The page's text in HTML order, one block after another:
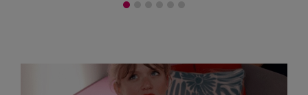
Aller à la diapo Préparer et